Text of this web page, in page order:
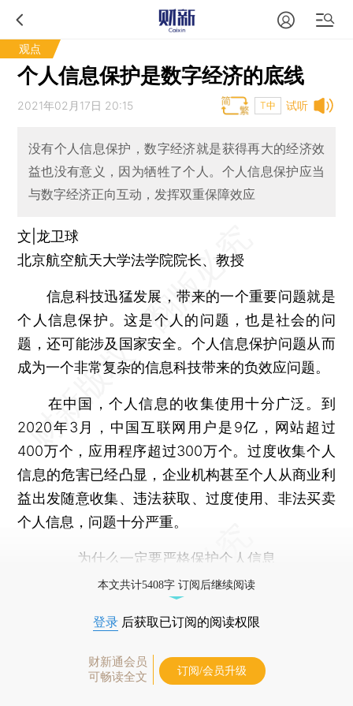
观点
个人信息保护是数字经济的底线
试听
2021年02月17日 20:15 T中
没有个人信息保护，数字经济就是获得再大的经济效
益也没有意义，因为牺牲了个人。个人信息保护应当
与数字经济正向互动，发挥双重保障效应
文|龙卫球
北京航空航天大学法学院院长、教授
信息科技迅猛发展，带来的一个重要问题就是
个人信息保护。这是个人的问题，也是社会的问
题，还可能涉及国家安全。个人信息保护问题从而
成为一个非常复杂的信息科技带来的负效应问题。
在中国，个人信息的收集使用十分广泛。到
2020年3月，中国互联网用户是9亿，网站超过
400万个，应用程序超过300万个。过度收集个人
信息的危害已经凸显，企业机构甚至个人从商业利
益出发随意收集、违法获取、过度使用、非法买卖
个人信息，问题十分严重。
为什么一定要严格保护个人信息
本文共计5408字 订阅后继续阅读
登录 后获取已订阅的阅读权限
财新通会员
可畅读全文
订阅/会员升级